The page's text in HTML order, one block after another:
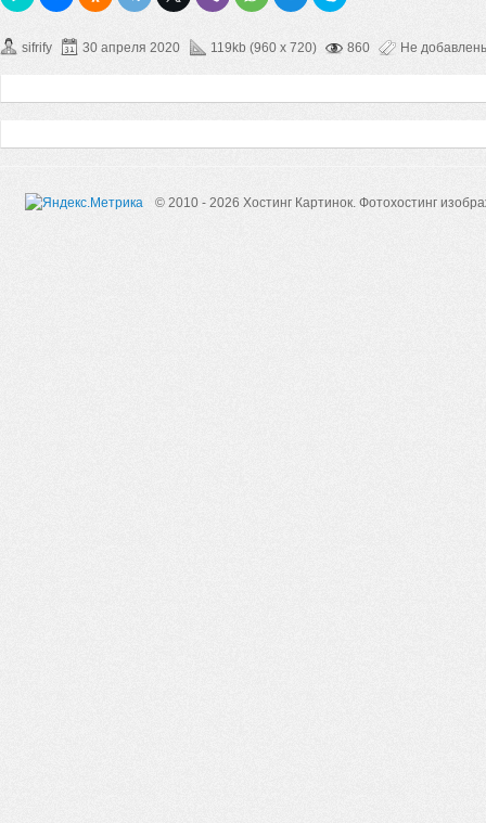
sifrify 30 апреля 2020 119kb (960 x 720) 860 Не
© 2010 - 2026 Хостинг Картинок. Фотохостинг